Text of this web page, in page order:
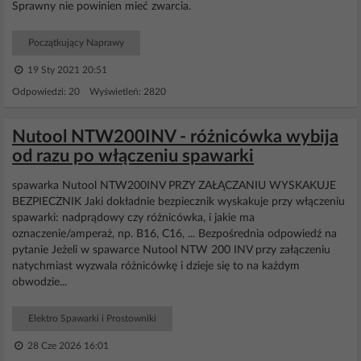
Sprawny nie powinien mieć zwarcia.
Początkujący Naprawy
19 Sty 2021 20:51
Odpowiedzi: 20 Wyświetleń: 2820
Nutool NTW200INV - różnicówka wybija
od razu po włączeniu spawarki
spawarka Nutool NTW200INV PRZY ZAŁĄCZANIU WYSKAKUJE
BEZPIECZNIK Jaki dokładnie bezpiecznik wyskakuje przy włączeniu
spawarki: nadprądowy czy różnicówka, i jakie ma
oznaczenie/amperaż, np. B16, C16, ... Bezpośrednia odpowiedź na
pytanie Jeżeli w spawarce Nutool NTW 200 INV przy załączeniu
natychmiast wyzwala różnicówkę i dzieje się to na każdym
obwodzie...
Elektro Spawarki i Prostowniki
28 Cze 2026 16:01